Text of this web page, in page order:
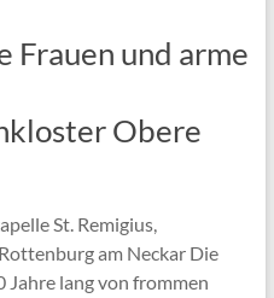
Frauen und arme
Obere
St. Remigius,
am Neckar Die
Jahre lang von frommen